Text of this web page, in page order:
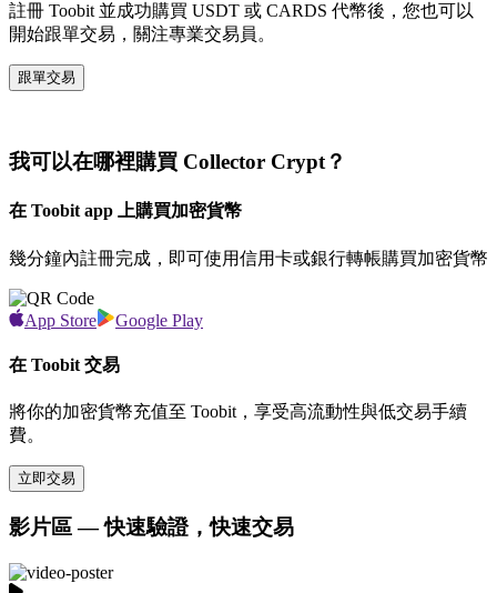
註冊 Toobit 並成功購買 USDT 或 CARDS 代幣後，您也可以
開始跟單交易，關注專業交易員。
跟單交易
我可以在哪裡購買 Collector Crypt？
在 Toobit app 上購買加密貨幣
幾分鐘內註冊完成，即可使用信用卡或銀行轉帳購買加密貨幣
App Store Google Play
在 Toobit 交易
將你的加密貨幣充值至 Toobit，享受高流動性與低交易手續
費。
立即交易
影片區 — 快速驗證，快速交易